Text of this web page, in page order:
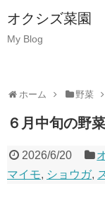
オクシズ菜園
My Blog
ホーム 野菜
６月中旬の野菜
2026/6/20
マイモ, ショウガ,